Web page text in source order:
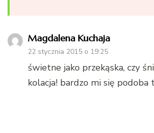
Magdalena Kuchaja
22 stycznia 2015 o 19:25
świetne jako przekąska, czy
kolacja! bardzo mi się podoba